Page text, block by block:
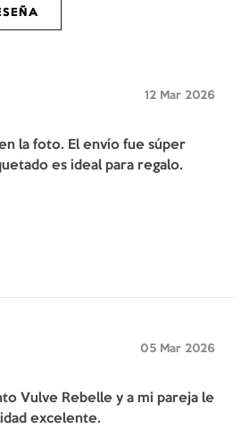
12 Mar 2026
la foto. El envío fue súper
es ideal para regalo.
05 Mar 2026
Vulve Rebelle y a mi pareja le
excelente.